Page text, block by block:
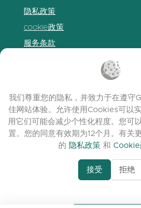
隐私政策
cookie政策
服务条款
© 2026 clasora.com
Developed byC9
我们尊重您的隐私，并致力于在遵守
佳网站体验。允许使用Cookies可以
用它们可能会减少个性化程度。您可
置。您的同意有效期为12个月。有关
的 隐私政策 和 Cookie
接受 拒绝